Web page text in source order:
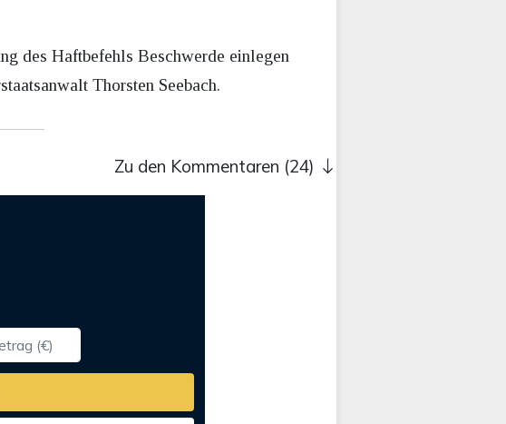
des Haftbefehls Beschwerde einlegen
Thorsten Seebach.
Zu den Kommentaren (24)